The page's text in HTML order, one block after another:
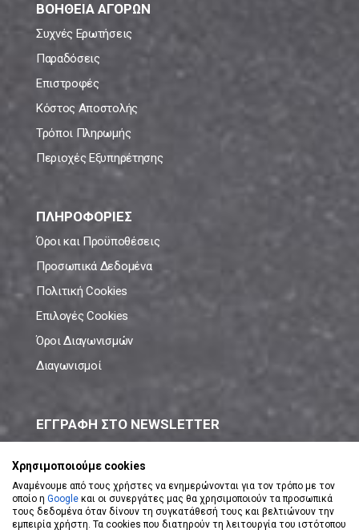
ΒΟΗΘΕΙΑ ΑΓΟΡΩΝ
Συχνές Ερωτήσεις
Παραδόσεις
Επιστροφές
Κόστος Αποστολής
Τρόποι Πληρωμής
Περιοχές Εξυπηρέτησης
ΠΛΗΡΟΦΟΡΙΕΣ
Όροι και Προϋποθέσεις
Προσωπικά Δεδομένα
Πολιτική Cookies
Επιλογές Cookies
Όροι Διαγωνισμών
Διαγωνισμοί
ΕΓΓΡΑΦΗ ΣΤΟ NEWSLETTER
Χρησιμοποιούμε cookies
Αναμένουμε από τους χρήστες να ενημερώνονται για τον τρόπο με τον
οποίο η Google και οι συνεργάτες μας θα χρησιμοποιούν τα προσωπικά
τους δεδομένα όταν δίνουν τη συγκατάθεσή τους και βελτιώνουν την
εμπειρία χρήστη. Τα cookies που διατηρούν τη λειτουργία του ιστότοπου